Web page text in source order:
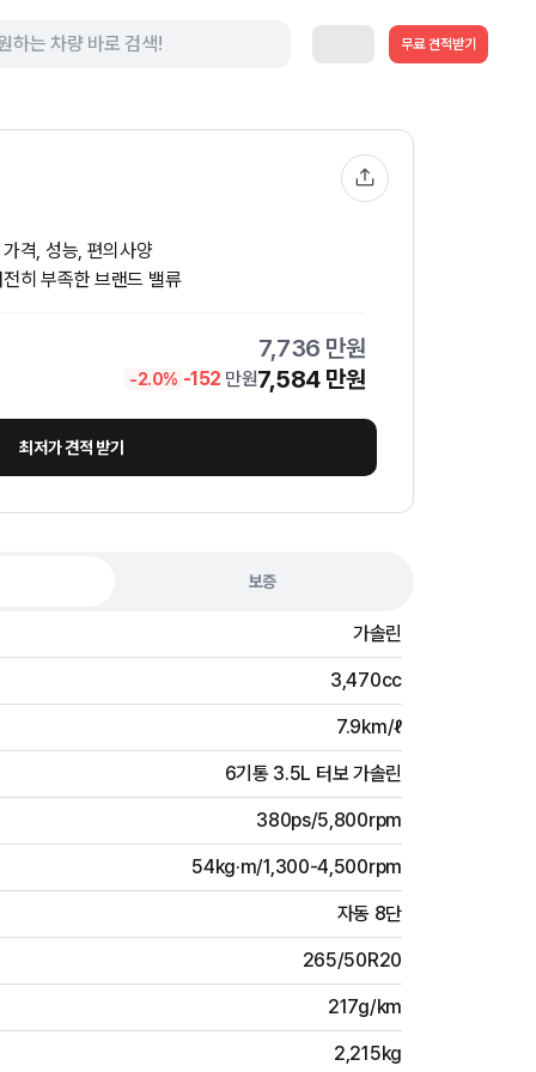
무료 견적받기
격, 성능, 편의사양
히 부족한 브랜드 밸류
7,736 만원
-2.0% -152 만원7,584 만원
최저가 견적 받기
보증
가솔린
3,470cc
7.9km/ℓ
6기통 3.5L 터보 가솔린
380ps/5,800rpm
54kg·m/1,300-4,500rpm
자동 8단
265/50R20
217g/km
2,215kg